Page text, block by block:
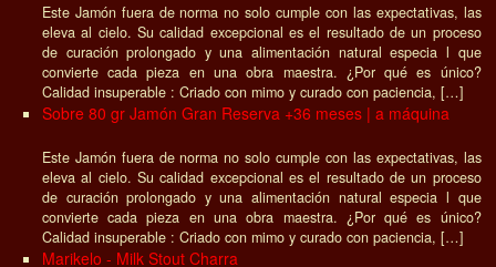
Este Jamón fuera de norma no solo cumple con las expectativas, las
eleva al cielo. Su calidad excepcional es el resultado de un proceso
de curación prolongado y una alimentación natural especia l que
convierte cada pieza en una obra maestra. ¿Por qué es único?
Calidad insuperable : Criado con mimo y curado con paciencia, […]
Sobre 80 gr Jamón Gran Reserva +36 meses | a máquina
Este Jamón fuera de norma no solo cumple con las expectativas, las
eleva al cielo. Su calidad excepcional es el resultado de un proceso
de curación prolongado y una alimentación natural especia l que
convierte cada pieza en una obra maestra. ¿Por qué es único?
Calidad insuperable : Criado con mimo y curado con paciencia, […]
Marikelo - Milk Stout Charra